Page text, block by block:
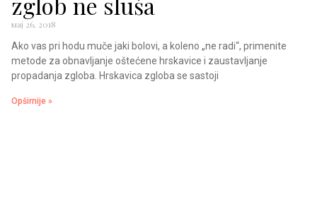
мај 26, 2018
Ako vas pri hodu muče jaki bolovi, a koleno „ne radi“, primenite
metode za obnavljanje oštećene hrskavice i zaustavljanje
propadanja zgloba. Hrskavica zgloba se sastoji
Opširnije »